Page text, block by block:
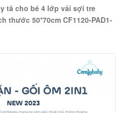
tã cho bé 4 lớp vải sợi tre
thước 50*70cm CF1120-PAD1-